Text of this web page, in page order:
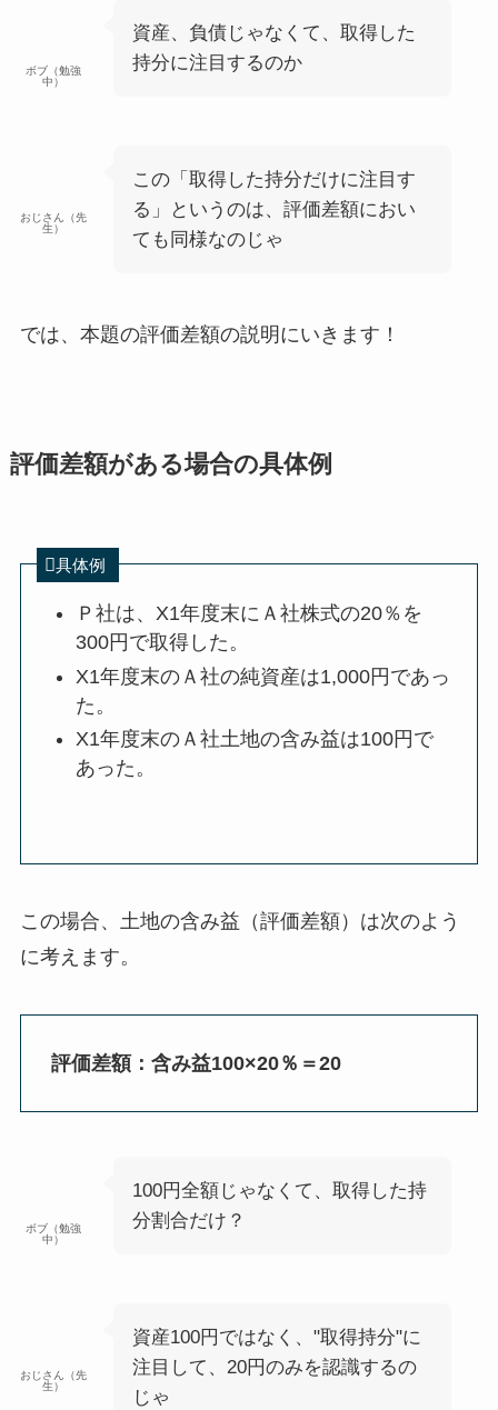
ボブ（勉強
中）
資産、負債じゃなくて、取得した
持分に注目するのか
おじさん（先
生）
この「取得した持分だけに注目す
る」というのは、評価差額におい
ても同様なのじゃ
では、本題の評価差額の説明にいきます！
評価差額がある場合の具体例
具体例
Ｐ社は、X1年度末にＡ社株式の20％を
300円で取得した。
X1年度末のＡ社の純資産は1,000円であっ
た。
X1年度末のＡ社土地の含み益は100円で
あった。
この場合、土地の含み益（評価差額）は次のよう
に考えます。
評価差額：含み益100×20％＝20
ボブ（勉強
中）
100円全額じゃなくて、取得した持
分割合だけ？
おじさん（先
生）
資産100円ではなく、"取得持分"に
注目して、20円のみを認識するの
じゃ